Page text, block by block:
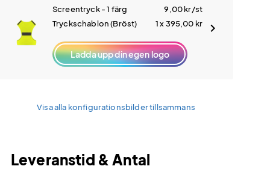
Screentryck - 1 färg
9,00kr/st
Tryckschablon (Bröst)
1 x 395,00 kr
Ladda upp din egen logo
Visa alla konfigurationsbilder tillsammans
Leveranstid & Antal